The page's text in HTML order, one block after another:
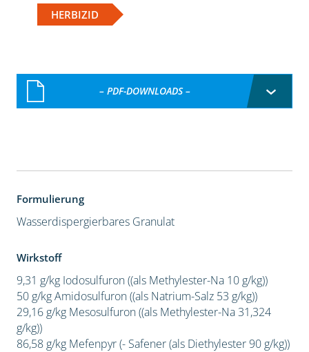
HERBIZID
– PDF-DOWNLOADS –
Formulierung
Wasserdispergierbares Granulat
Wirkstoff
9,31 g/kg Iodosulfuron ((als Methylester-Na 10 g/kg))
50 g/kg Amidosulfuron ((als Natrium-Salz 53 g/kg))
29,16 g/kg Mesosulfuron ((als Methylester-Na 31,324
g/kg))
86,58 g/kg Mefenpyr (- Safener (als Diethylester 90 g/kg))